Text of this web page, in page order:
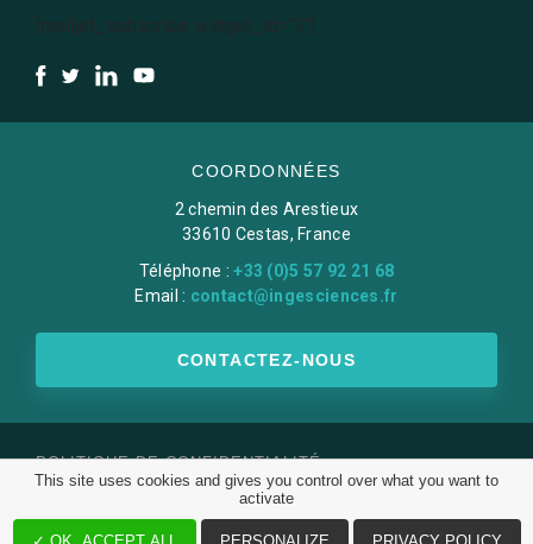
COORDONNÉES
2 chemin des Arestieux
33610 Cestas, France
Téléphone :+33 (0)5 57 92 21 68
Email : contact@ingesciences.fr
CONTACTEZ-NOUS
©2026 Ingésciences. Tous droits réservés.
POLITIQUE DE CONFIDENTIALITÉ
This site uses cookies and gives you control over what you want to
activate
✓ OK, ACCEPT ALL PERSONALIZE PRIVACY POLICY